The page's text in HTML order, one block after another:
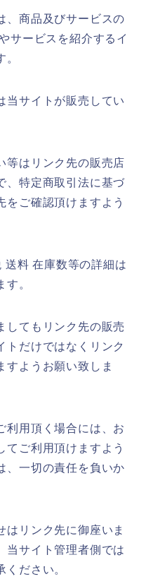
、商品及びサービスの
サービスを紹介するイ
当サイトが販売してい
等はリンク先の販売店
、特定商取引法に基づ
をご確認頂けますよう
送料 在庫数等の詳細は
。
してもリンク先の販売
トだけではなくリンク
すようお願い致しま
利用頂く場合には、お
てご利用頂けますよう
、一切の責任を負いか
はリンク先に御座いま
当サイト管理者側では
ださい。